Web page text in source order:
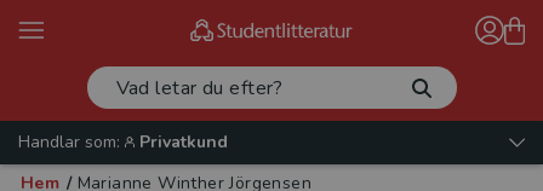
Handlar som:
Privatkund
Hem / Marianne Winther Jörgensen